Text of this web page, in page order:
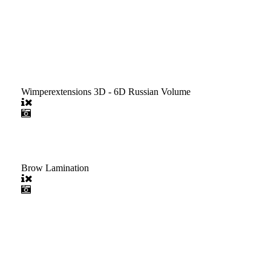
Wimperextensions 3D - 6D Russian Volume
Brow Lamination